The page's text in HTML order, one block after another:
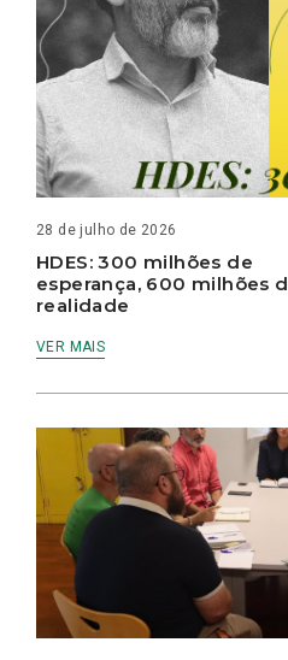
28 de julho de 2026
HDES: 300 milhões de
esperança, 600 milhões
realidade
VER MAIS